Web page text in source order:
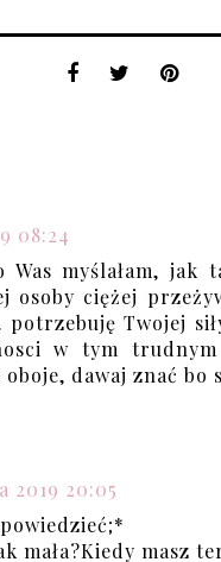
08:24
Was myślałam, jak
osoby ciężej
Twojej
w tym
dawaj znać bo
2019 20:05
mała?Kiedy masz